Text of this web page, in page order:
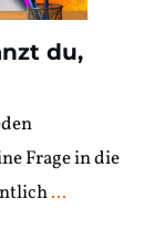
du,
Frage in die
...